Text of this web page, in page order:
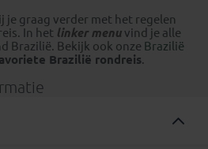
je graag verder met het regelen
In het linker menu vind je alle
Brazilië. Bekijk ook onze Brazilië
Brazilië rondreis.